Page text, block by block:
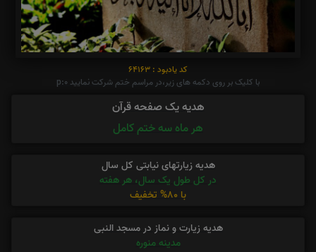
کد یادبود : 64163
با کلیک بر روی دکمه های زیر،در مراسم ختم شرکت نمایید p:0
هدیه یک صفحه قرآن
هر ماه سه ختم کامل
هدیه زیارتهای نیابتی کل سال
در کل طول یک سال، هر هفته
با 80% تخفیف
هدیه زیارت و نماز در مسجد النبی
مدینه منوره